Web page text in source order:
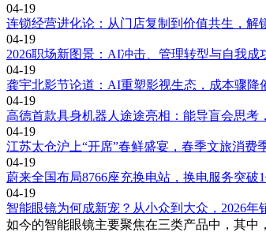
04-19
连锁经营进化论：从门店复制到价值共生，解
04-19
2026职场新图景：AI冲击、管理转型与自我成
04-19
龚宇北影节论道：AI重塑影视生态，成本骤降
04-19
高德首款具身机器人途途亮相：能导盲会思考
04-19
江苏太仓沪上“开席”春鲜盛宴，春季文旅消费
04-19
蔚来全国布局8766座充换电站，换电服务突破
04-19
智能眼镜为何成新宠？从小众到大众，2026年
如今的智能眼镜主要聚焦在三类产品中，其中